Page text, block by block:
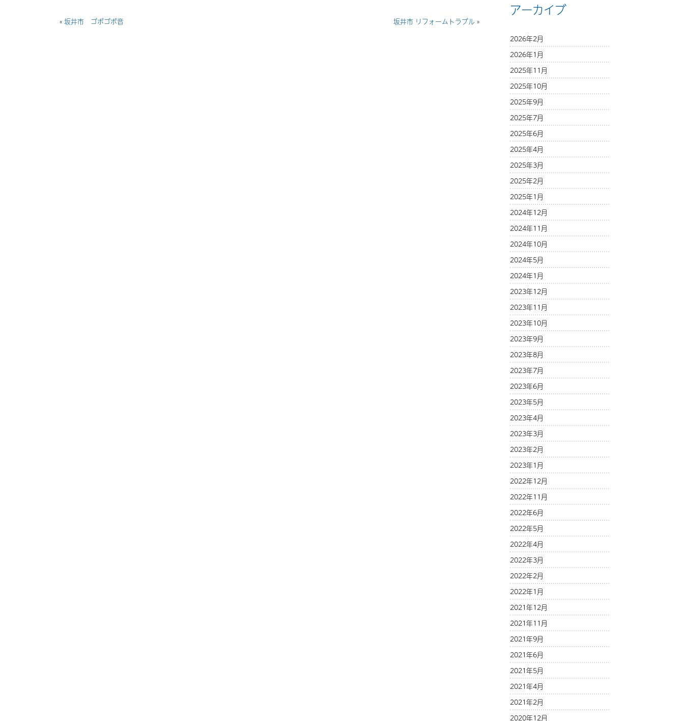
« 坂井市 ゴボゴボ音 坂井市 リフォームトラブル »
アーカイブ
2026年2月
2026年1月
2025年11月
2025年10月
2025年9月
2025年7月
2025年6月
2025年4月
2025年3月
2025年2月
2025年1月
2024年12月
2024年11月
2024年10月
2024年5月
2024年1月
2023年12月
2023年11月
2023年10月
2023年9月
2023年8月
2023年7月
2023年6月
2023年5月
2023年4月
2023年3月
2023年2月
2023年1月
2022年12月
2022年11月
2022年6月
2022年5月
2022年4月
2022年3月
2022年2月
2022年1月
2021年12月
2021年11月
2021年9月
2021年6月
2021年5月
2021年4月
2021年2月
2020年12月